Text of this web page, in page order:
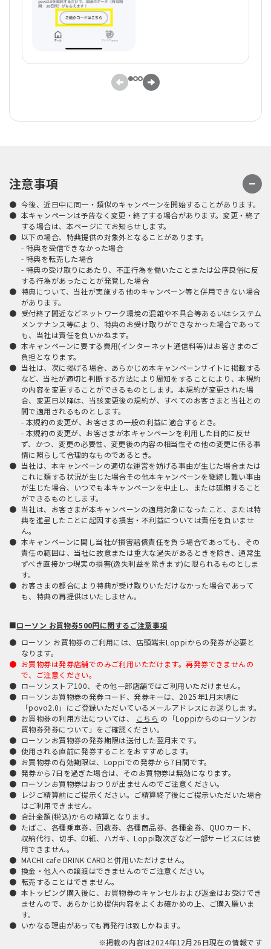
注意事項
今後、近日中に同一・類似のキャンペーンを開始することがあります。
本キャンペーンは予告なく変更・終了する場合があります。変更・終了
する場合は、本ページにてお知らせします。
以下の場合、特典提供の対象外となることがあります。
- 特典を受信できなかった場合
- 特典を転売した場合
- 特典の受け取りにあたり、不正行為を働いたことまたは公序良俗に反
する行為があったことが発覚した場合
特典について、当社が実施する他のキャンペーン等と併用できない場合
があります。
受付終了間近などネットワーク環境の混雑や不具合等あるいはシステム
メンテナンス等により、特典のお受け取りができなかった場合であって
も、当社は責任を負いかねます。
本キャンペーンに要する費用(インターネット通信料等)はお客さまのご
負担となります。
当社は、次に掲げる場合、あらかじめ本キャンペーンサイトに掲載する
など、当社が適切と判断する方法により周知をすることにより、本規約
の内容を変更することができるものとします。本規約が変更された場
合、変更日以降は、当該変更後の規約が、すべてのお客さまと当社との
間で適用されるものとします。
- 本規約の変更が、お客さまの一般の利益に適合するとき。
- 本規約の変更が、お客さまが本キャンペーンを利用した目的に反せ
ず、かつ、変更の必要性、変更後の内容の相当性その他の変更に係る事
情に照らして合理的なものであるとき。
当社は、本キャンペーンの適切な運営を妨げる事由が生じた場合または
これに類する状況が生じた場合その他本キャンペーンを継続し難い事由
が生じた場合、いつでも本キャンペーンを中止し、または延期すること
ができるものとします。
当社は、お客さまが本キャンペーンの適用対象になったこと、または特
典を進呈したことに起因する損害・不利益については責任を負いませ
ん。
本キャンペーンに関し当社が損害賠償責任を負う場合であっても、その
責任の範囲は、当社に故意または重大な過失があるときを除き、通常生
ずべき直接かつ現実の損害(逸失利益を除きます)に限られるものとしま
す。
お客さまの都合により特典が受け取りいただけなかった場合であって
も、特典の再提供はいたしません。
■ローソン お買物券500円に関するご注意事項
ローソン お買物券のご利用には、店頭端末Loppiからの発券が必要と
なります。
お買物券は発券店舗でのみご利用いただけます。再発券できませんの
で、ご注意ください。
ローソンストア100、その他一部店舗ではご利用いただけません。
ローソンお買物券の発券コード、発券キーは、2025年1月末頃に
「povo2.0」にご登録いただいているメールアドレスにお送りします。
お買物券の利用方法については、
こちら の「Loppiからのローソンお
買物券発券について」をご確認ください。
ローソンお買物券の発券期限は送付した翌月末です。
使用される直前に発券することをおすすめします。
お買物券の有効期限は、Loppiでの発券から7日間です。
発券から7日を過ぎた場合は、そのお買物券は無効になります。
ローソンお買物券はおつりが出ませんのでご注意ください。
レジご精算前にご提示ください。ご精算終了後にご提示いただいた場合
はご利用できません。
合計金額(税込)からの精算となります。
たばこ、各種乗車券、回数券、各種商品券、各種金券、QUOカード、
収納代行、切手、印紙、ハガキ、Loppi取次ぎなど一部サービスには使
用できません。
MACHI cafe DRINK CARDと併用いただけません。
換金・他人への譲渡はできませんのでご注意ください。
転売することはできません。
本トッピング購入後に、お買物券のキャンセルおよび返金はお受けでき
ませんので、あらかじめ提供内容をよくお確かめの上、ご購入願いま
す。
いかなる理由があっても再発行は致しかねます。
※掲載の内容は2024年12月26日現在の情報です